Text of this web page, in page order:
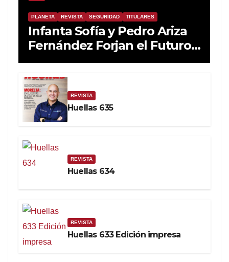
PLANETA REVISTA SEGURIDAD TITULARES
Infanta Sofía y Pedro Ariza
Fernández Forjan el Futuro
de la Soberanía Real
REVISTA
Huellas 635
REVISTA
Huellas 634
REVISTA
Huellas 633 Edición impresa